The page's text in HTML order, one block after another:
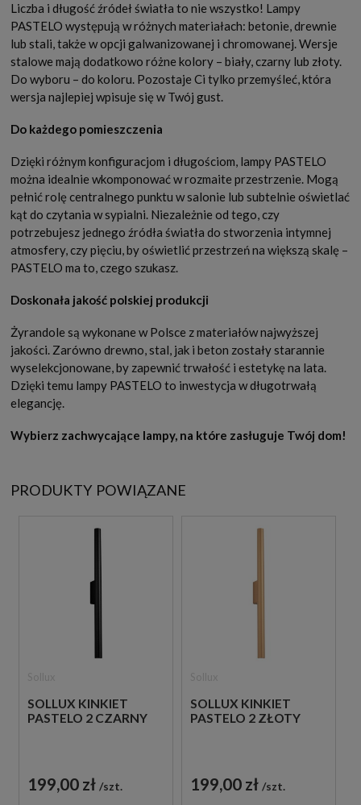
Liczba i długość źródeł światła to nie wszystko! Lampy
PASTELO występują w różnych materiałach: betonie, drewnie
lub stali, także w opcji galwanizowanej i chromowanej. Wersje
stalowe mają dodatkowo różne kolory – biały, czarny lub złoty.
Do wyboru – do koloru. Pozostaje Ci tylko przemyśleć, która
wersja najlepiej wpisuje się w Twój gust.
Do każdego pomieszczenia
Dzięki różnym konfiguracjom i długościom, lampy PASTELO
można idealnie wkomponować w rozmaite przestrzenie. Mogą
pełnić rolę centralnego punktu w salonie lub subtelnie oświetlać
kąt do czytania w sypialni. Niezależnie od tego, czy
potrzebujesz jednego źródła światła do stworzenia intymnej
atmosfery, czy pięciu, by oświetlić przestrzeń na większą skalę –
PASTELO ma to, czego szukasz.
Doskonała jakość polskiej produkcji
Żyrandole są wykonane w Polsce z materiałów najwyższej
jakości. Zarówno drewno, stal, jak i beton zostały starannie
wyselekcjonowane, by zapewnić trwałość i estetykę na lata.
Dzięki temu lampy PASTELO to inwestycja w długotrwałą
elegancję.
Wybierz zachwycające lampy, na które zasługuje Twój dom!
PRODUKTY POWIĄZANE
SOLLUX KINKIET
PASTELO 2 CZARNY
199,00 zł szt.
SOLLUX KINKIET
PASTELO 2 ZŁOTY
199,00 zł szt.